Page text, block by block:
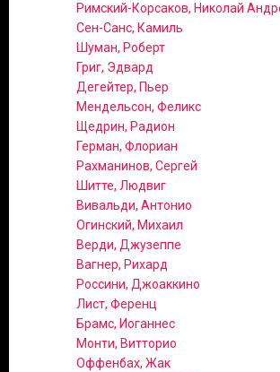
Римский-Корсаков, Николай
Сен-Санс, Камиль
Шуман, Роберт
Григ, Эдвард
Дегейтер, Пьер
Мендельсон, Феликс
Щедрин, Радион
Герман, Флориан
Рахманинов, Сергей
Шитте, Людвиг
Вивальди, Антонио
Огинский, Михаил
Верди, Джузеппе
Вагнер, Рихард
Россини, Джоаккино
Лист, Ференц
Брамс, Иоганнес
Монти, Витторио
Оффенбах, Жак